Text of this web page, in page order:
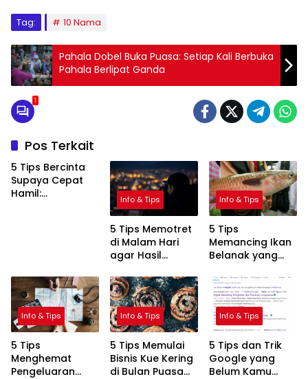
Tag: 10 Nama
Pahala Dobel Buka Puasa: Setiap Kali Berbuka
Pahala Berlipat Ganda
1
Pos Terkait
5 Tips Bercinta
Supaya Cepat
Hamil:
Info & Tips
5 Tips Memotret
di Malam Hari
agar Hasil
Info & Tips
5 Tips
Memancing Ikan
Belanak yang
Info & Tips
5 Tips
Menghemat
Pengeluaran
Info & Tips
5 Tips Memulai
Bisnis Kue Kering
di Bulan Puasa
Info & Tips
5 Tips dan Trik
Google yang
Belum Kamu